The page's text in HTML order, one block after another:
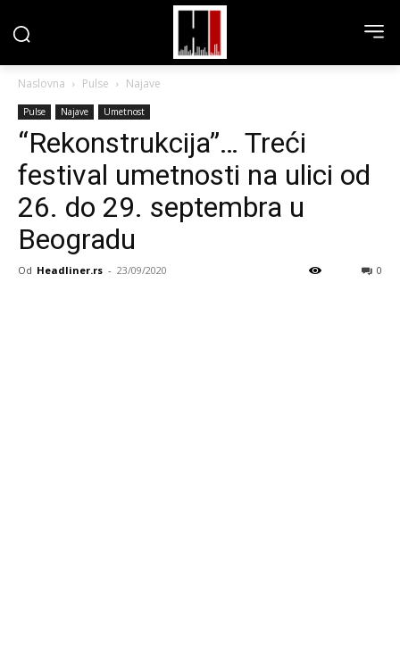
Naslovna Pulse Najave
Pulse Najave Umetnost
“Rekonstrukcija”… Treći
festival umetnosti na ulici od
26. do 29. septembra u
Beogradu
Od Headliner.rs - 23/09/2020 0